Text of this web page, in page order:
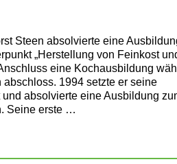
Steen absolvierte eine
„Herstellung von Feinkost
eine Kochausbildung
1994 setzte er seine
absolvierte eine Ausbildung
Seine erste …